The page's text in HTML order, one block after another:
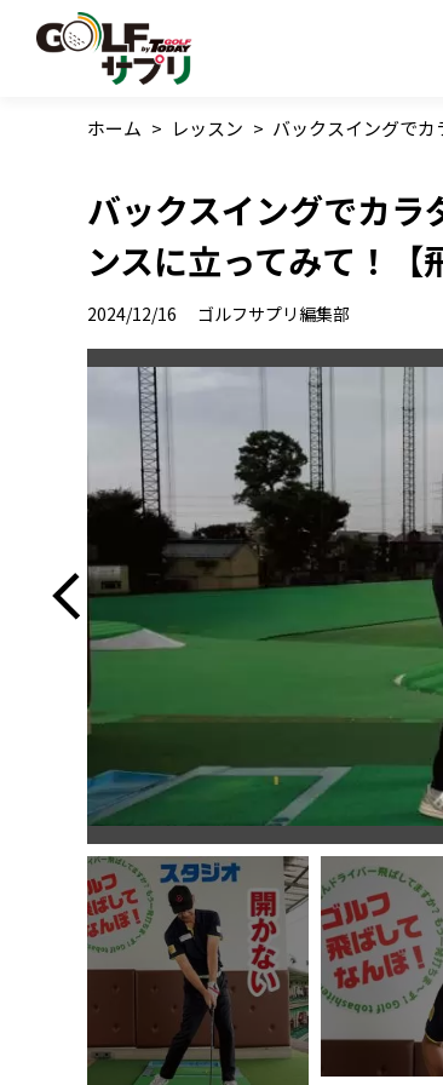
ホーム > レッスン > バックスイングでカ
バックスイングでカラ
ンスに立ってみて！【
2024/12/16 ゴルフサプリ編集部